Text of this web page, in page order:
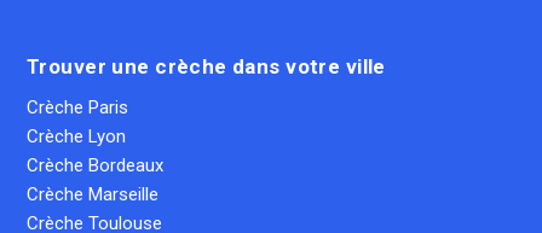
Trouver une crèche dans votre ville
Crèche Paris
Crèche Lyon
Crèche Bordeaux
Crèche Marseille
Crèche Toulouse